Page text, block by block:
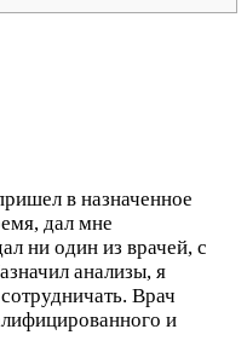
в назначенное
дал мне
ни один из врачей, с
анализы, я
Врач
и